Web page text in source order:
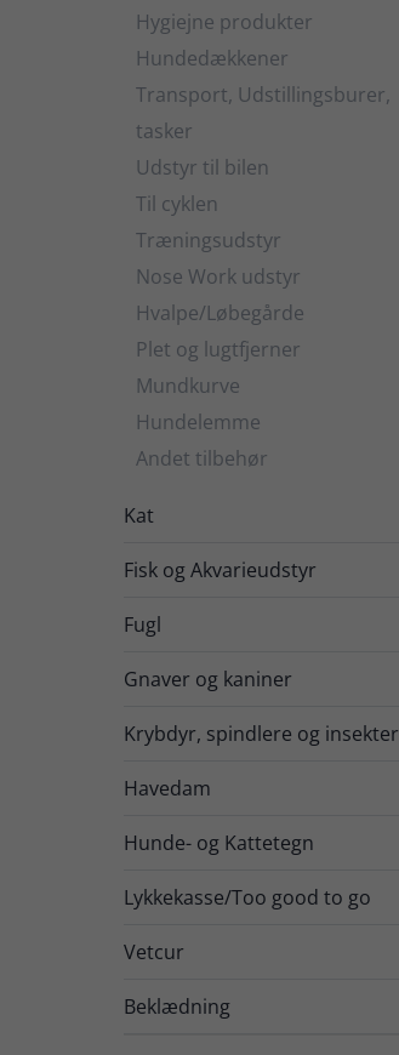
Hygiejne produkter
Hundedækkener
Transport, Udstillingsburer,
tasker
Udstyr til bilen
Til cyklen
Træningsudstyr
Nose Work udstyr
Hvalpe/Løbegårde
Plet og lugtfjerner
Mundkurve
Hundelemme
Andet tilbehør
Kat
Fisk og Akvarieudstyr
Fugl
Gnaver og kaniner
Krybdyr, spindlere og insekter
Havedam
Hunde- og Kattetegn
Lykkekasse/Too good to go
Vetcur
Beklædning